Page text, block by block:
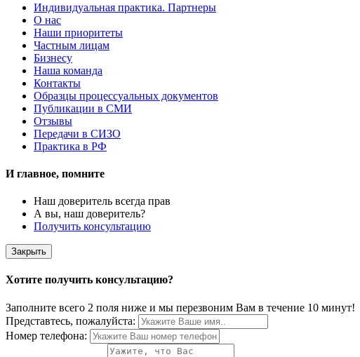
Индивидуальная практика. Партнеры
О нас
Наши приоритеты
Частным лицам
Бизнесу
Наша команда
Контакты
Образцы процессуальных документов
Публикации в СМИ
Отзывы
Передачи в СИЗО
Практика в РФ
И главное, помните
Наш доверитель всегда прав
А вы, наш доверитель?
Получить консультацию
Закрыть
Хотите получить консультацию?
Заполните всего 2 поля ниже и мы перезвоним Вам в течение 10 минут!
Представтесь, пожалуйста:
Номер телефона: